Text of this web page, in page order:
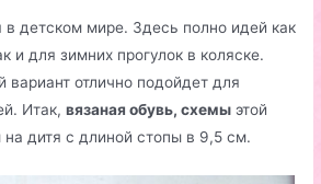
в детском мире. Здесь полно идей как
и для зимних прогулок в коляске.
вариант отлично подойдет для
Итак,вязаная обувь, схемы этой
дитя с длиной стопы в 9,5 см.